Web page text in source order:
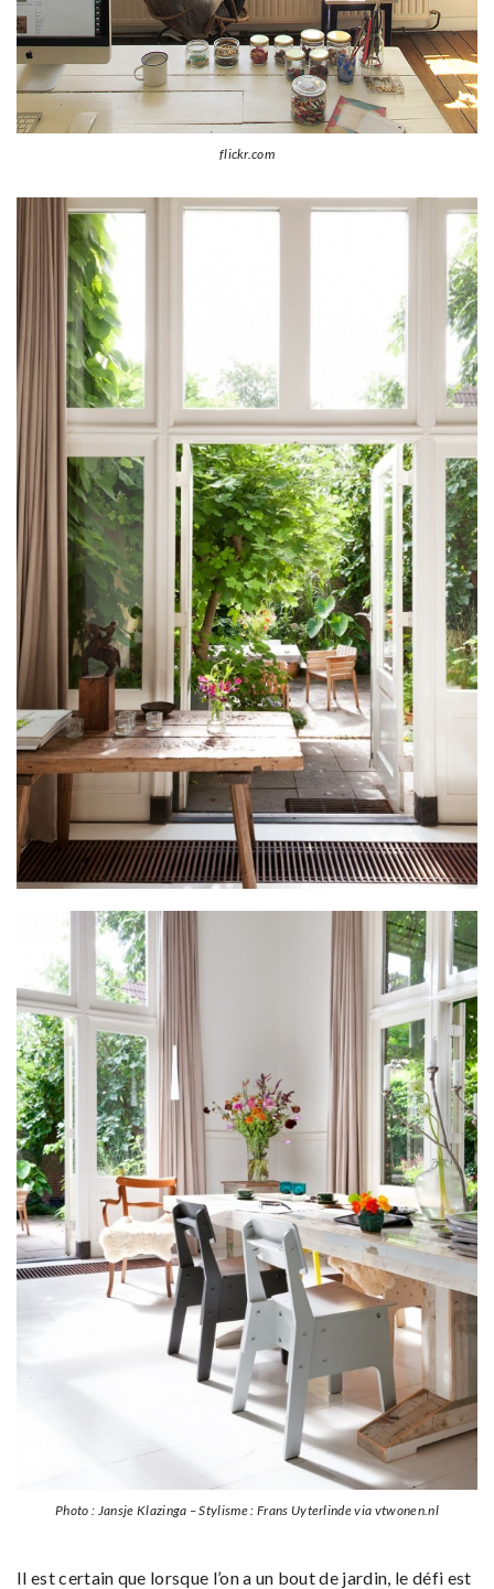
flickr.com
Photo : Jansje Klazinga – Stylisme : Frans Uyterlinde via vtwonen.nl
Il est certain que lorsque l’on a un bout de jardin, le défi est